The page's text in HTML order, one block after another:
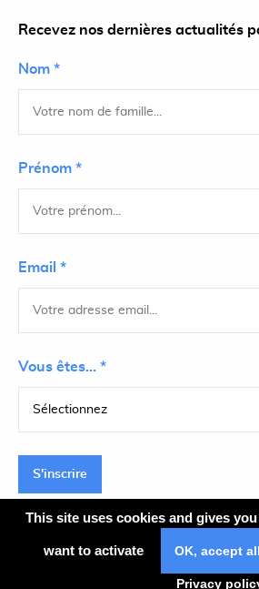
Recevez nos dernières actualités
Nom *
Prénom *
Email *
Vous êtes... *
S'inscrire
This site uses cookies and gives
want to activate OK, accept all
Privacy